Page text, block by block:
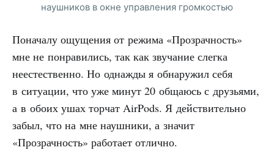
наушников в окне управления громкостью
Поначалу ощущения от режима «Прозрачность»
мне не понравились, так как звучание слегка
неестественно. Но однажды я обнаружил себя
в ситуации, что уже минут 20 общаюсь с друзьями,
а в обоих ушах торчат AirPods. Я действительно
забыл, что на мне наушники, а значит
«Прозрачность» работает отлично.